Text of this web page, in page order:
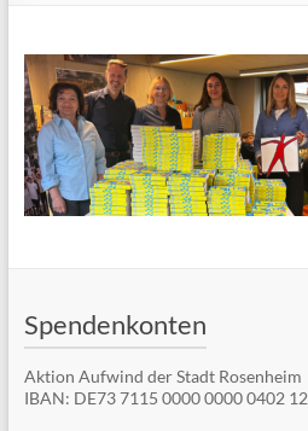
Spendenkonten
Aktion Aufwind der Stadt Rosenheim
IBAN: DE73 7115 0000 0000 0402 12